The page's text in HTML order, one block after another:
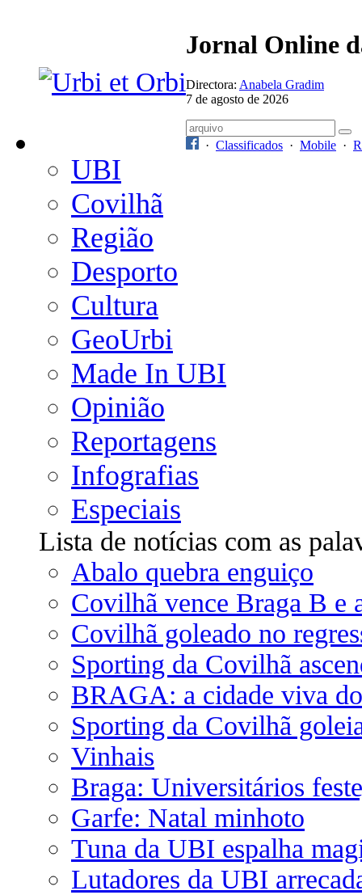
Jornal Online
Directora: Anabela Gradim
7 de agosto de 2026
· Classificados · Mobile ·
UBI
Covilhã
Região
Desporto
Cultura
GeoUrbi
Made In UBI
Opinião
Reportagens
Infografias
Especiais
Lista de notícias com as
Abalo quebra enguiço
Covilhã vence Braga B e
Covilhã goleado no
Sporting da Covilhã
BRAGA: a cidade viva
Sporting da Covilhã
Vinhais
Braga: Universitários
Garfe: Natal minhoto
Tuna da UBI espalha
Lutadores da UBI